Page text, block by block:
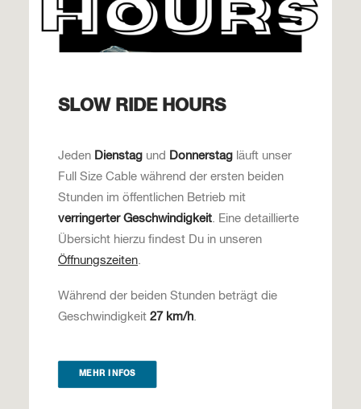
SLOW RIDE HOURS
Jeden Dienstag und Donnerstag läuft unser
Full Size Cable während der ersten beiden
Stunden im öffentlichen Betrieb mit
verringerter Geschwindigkeit. Eine detaillierte
Übersicht hierzu findest Du in unseren
Öffnungszeiten.
Während der beiden Stunden beträgt die
Geschwindigkeit 27 km/h.
MEHR INFOS